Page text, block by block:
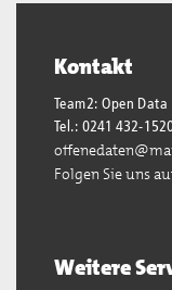
Kontakt
Team2: Open Data
Tel.: 0241 432-
Folgen Sie uns
Weitere